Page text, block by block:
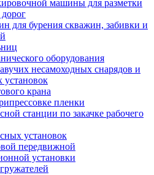
машины для разметки
для бурения скважин, забивки и
оборудования
несамоходных снарядов и
установок
крана
пленки
станции по закачке рабочего
установок
передвижной
установки